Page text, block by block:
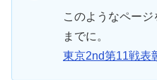
このようなペー
までに。
東京2nd第11戦表